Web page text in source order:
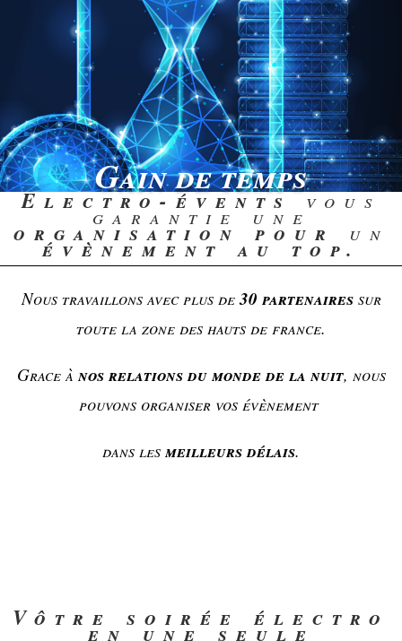
Gain de temps
Electro-éventsvous
garantie une
organisation pour un
évènement au top.
Nous travaillons avec plus de30 partenairessur
toute la zone des hauts de france.
Grace à nos relations du monde de la nuit, nous
pouvons organiser vos évènement
dans les meilleurs délais.
Vôtre soirée électro
en une seule